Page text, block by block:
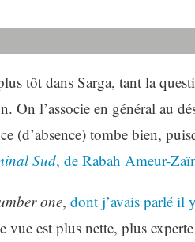
tôt dans Sarga, tant la
On l’associe en général au
(d’absence) tombe bien,
Sud, de Rabah Ameur-
one, dont j’avais parlé il
est plus nette, plus